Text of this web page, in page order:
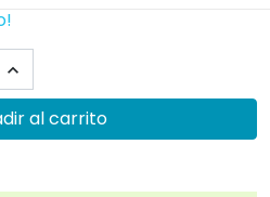

al carrito